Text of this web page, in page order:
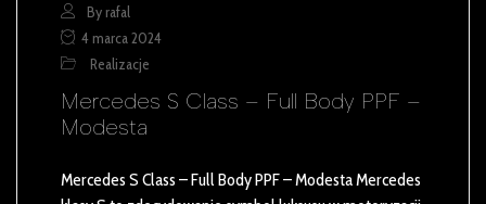
By rafal
4 marca 2024
Realizacje
Mercedes S Class – Full Body PPF –
Modesta
Mercedes S Class – Full Body PPF – Modesta Mercedes